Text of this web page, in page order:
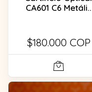
CA601 C6 Metáli..
$180.000 COP